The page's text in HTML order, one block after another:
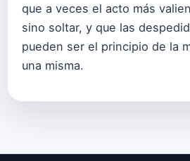
que a veces el acto más
sino soltar, y que las
pueden ser el principio de la
una misma.